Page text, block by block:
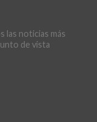
las noticias más
de vista